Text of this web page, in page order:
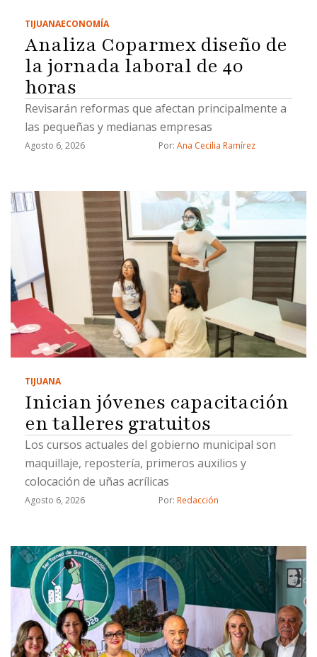
TIJUANAECONOMÍA
Analiza Coparmex diseño de
la jornada laboral de 40
horas
Revisarán reformas que afectan principalmente a
las pequeñas y medianas empresas
Agosto 6, 2026 Por: Ana Cecilia Ramírez
TIJUANA
Inician jóvenes capacitación
en talleres gratuitos
Los cursos actuales del gobierno municipal son
maquillaje, repostería, primeros auxilios y
colocación de uñas acrílicas
Agosto 6, 2026 Por: Redacción